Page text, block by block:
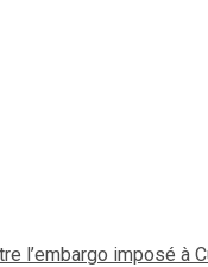
l’embargo imposé à